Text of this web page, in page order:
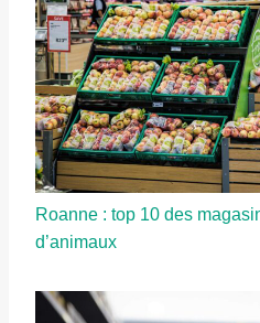
Roanne : top 10 des
d’animaux